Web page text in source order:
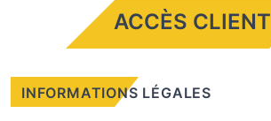
ACCÈS CLIENT
INFORMATIONS LÉGALES